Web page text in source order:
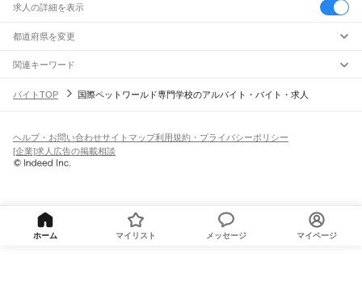
求人の詳細を表示
都道府県を変更
関連キーワード
バイトTOP
国際ペットワールド専門学校のアルバイト・バイト・求人
ヘルプ・お問い合わせサイトマップ利用規約・プライバシーポリシー
[企業]求人広告の掲載相談
ホーム マイリスト メッセージ マイページ